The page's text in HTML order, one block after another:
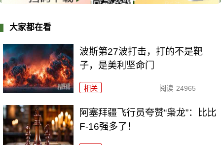
大家都在看
波斯第27波打击，打的不是靶
子，是美利坚命门
相关 阅读 24965
阿塞拜疆飞行员夸赞“枭龙”：比比
F-16强多了！